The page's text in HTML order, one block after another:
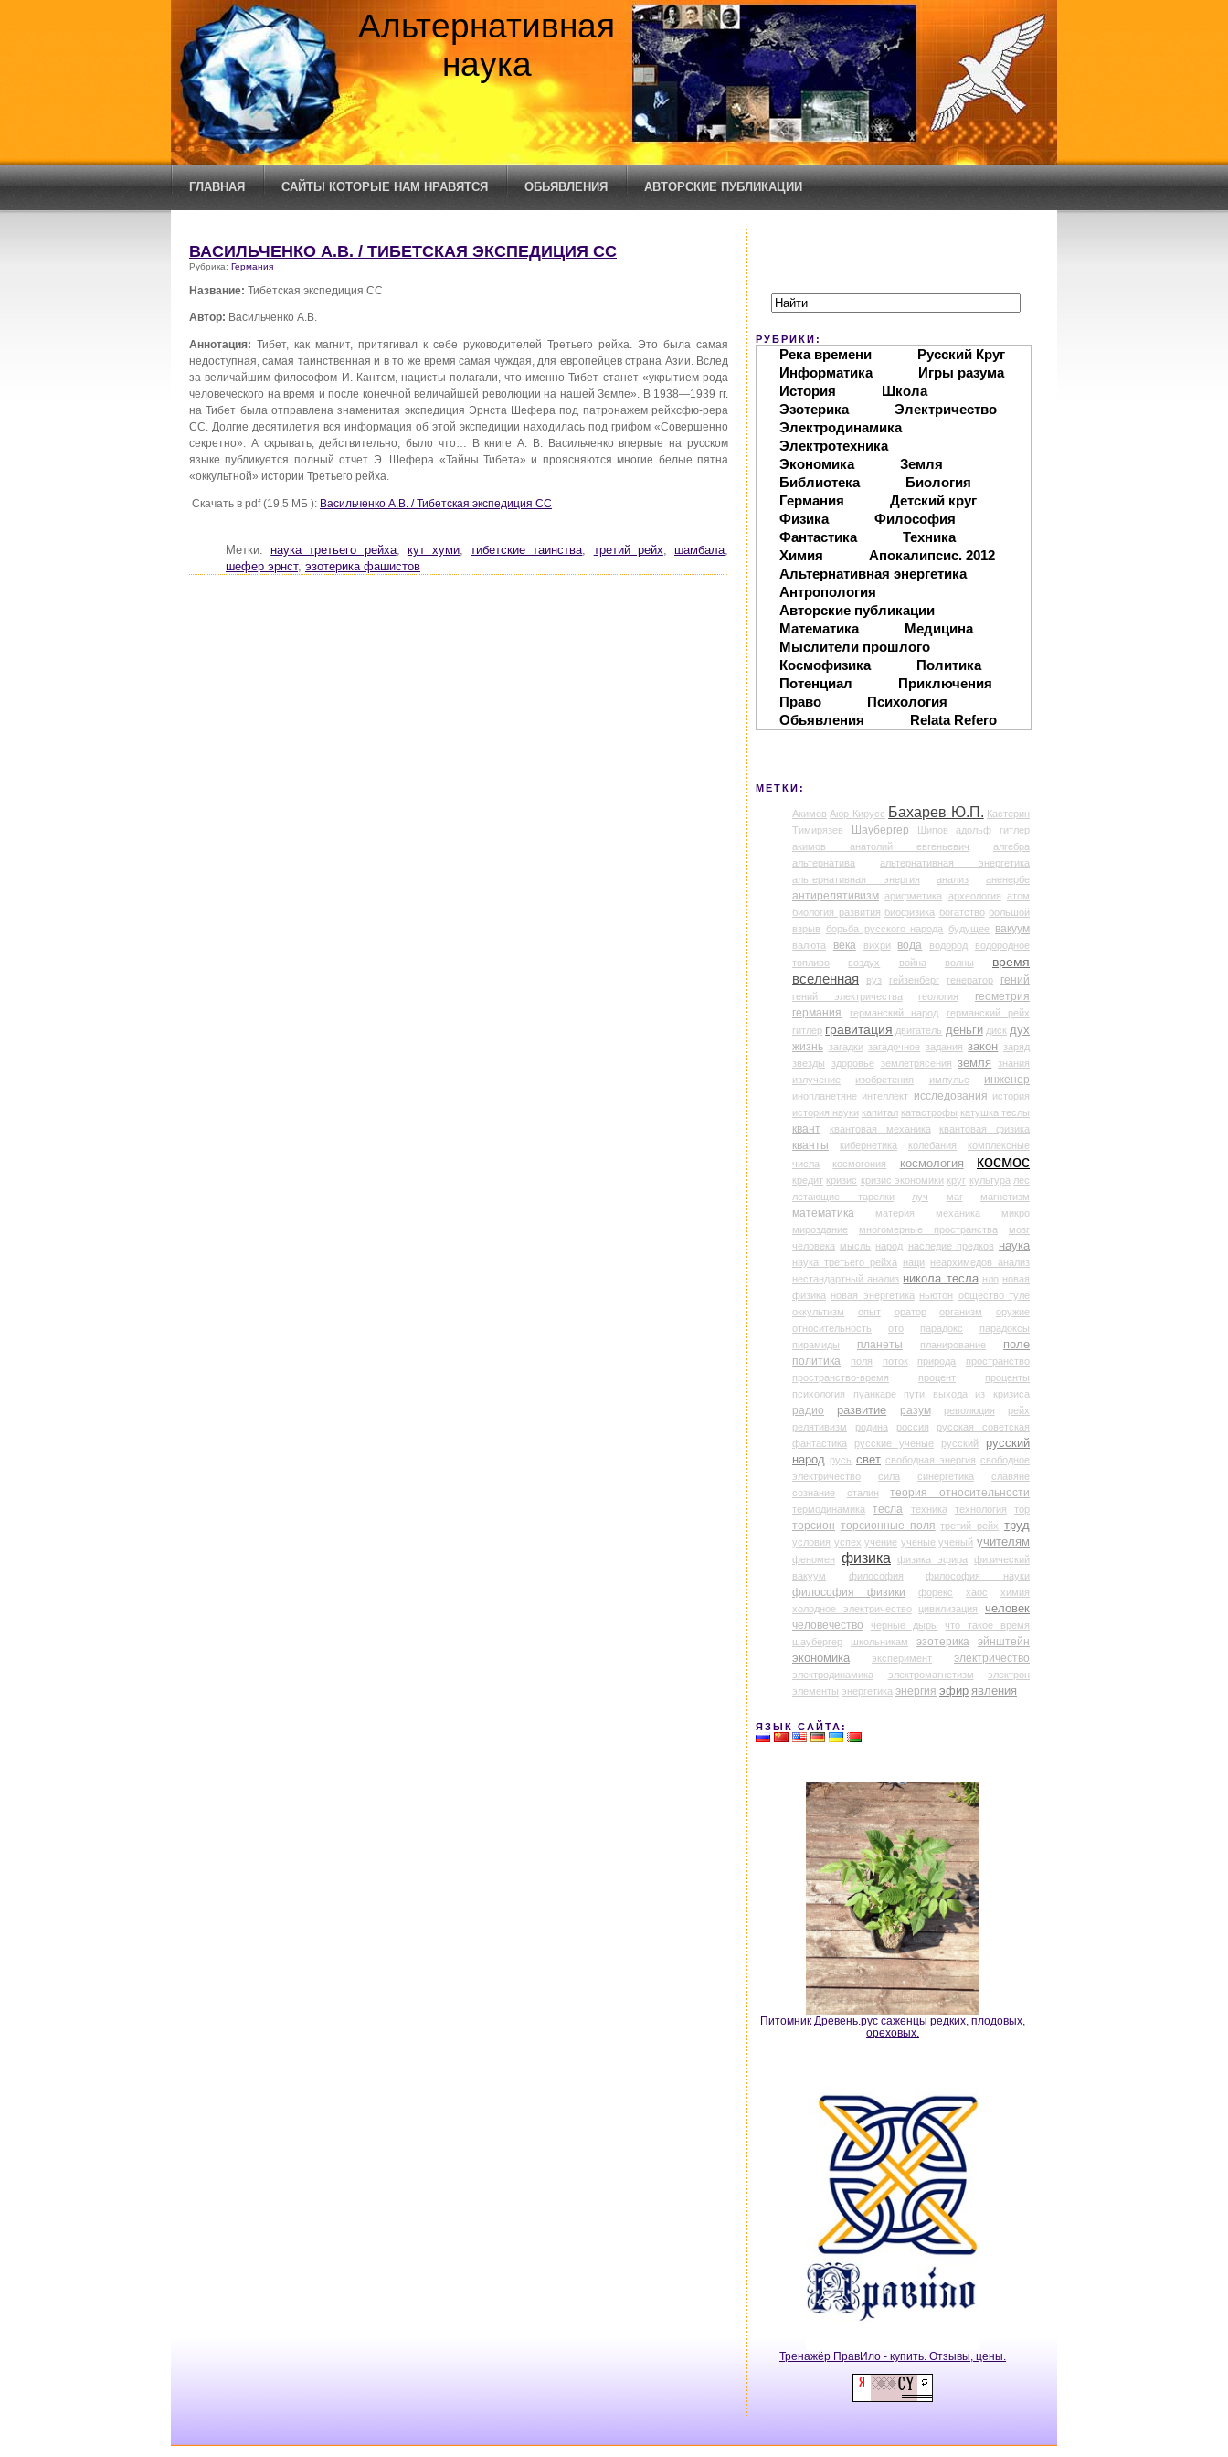
Альтернативная
наука
ГЛАВНАЯ САЙТЫ КОТОРЫЕ НАМ НРАВЯТСЯ ОБЬЯВЛЕНИЯ АВТОРСКИЕ ПУБЛИКАЦИИ
ВАСИЛЬЧЕНКО А.В. / ТИБЕТСКАЯ ЭКСПЕДИЦИЯ СС
Рубрика: Германия
Название: Тибетская экспедиция СС
Автор: Васильченко А.В.
Аннотация: Тибет, как магнит, притягивал к себе руководителей Третьего рейха. Это была самая
недоступная, самая таинственная и в то же время самая чуждая, для европейцев страна Азии. Вслед
за величайшим философом И. Кантом, нацисты полагали, что именно Тибет станет «укрытием рода
человеческого на время и после конечной величайшей революции на нашей Земле». В 1938—1939 гг.
на Тибет была отправлена знаменитая экспедиция Эрнста Шефера под патронажем рейхсфю-рера
СС. Долгие десятилетия вся информация об этой экспедиции находилась под грифом «Совершенно
секретно». А скрывать, действительно, было что… В книге А. В. Васильченко впервые на русском
языке публикуется полный отчет Э. Шефера «Тайны Тибета» и проясняются многие белые пятна
«оккультной» истории Третьего рейха.
Скачать в pdf (19,5 МБ ): Васильченко А.В. / Тибетская экспедиция СС
Метки:наука третьего рейха, кут хуми ,тибетские таинства третий рейх ,шамбала
шефер эрнст, эзотерика фашистов
РУБРИКИ:
Река времени
Русский Круг
Информатика
Игры разума
История
Школа
Эзотерика
Электричество
Электродинамика
Электротехника
Экономика
Земля
Библиотека
Биология
Германия
Детский круг
Физика
Философия
Фантастика
Техника
Химия
Апокалипсис. 2012
Альтернативная энергетика
Антропология
Авторские публикации
Математика
Медицина
Мыслители прошлого
Космофизика
Политика
Потенциал
Приключения
Право
Психология
Обьявления
Relata Refero
МЕТКИ:
Акимов Аюр Кирусс Бахарев Ю.П. Кастерин
Тимирязев
Шаубергер Шипов
адольф гитлер
акимов анатолий евгеньевич
алгебра
альтернатива
альтернативная энергетика
альтернативная энергия
анализ аненербе
антирелятивизм арифметика археология атом
биология развития биофизика богатство большой
взрыв
борьба русского народа будущее вакуум
валюта века вихри вода водород
водородное
топливо
воздух война волны
время
вселенная
вуз гейзенберг генератор гений
гений электричества геология
геометрия
германия
германский народ
германский рейх
гитлер гравитация двигатель деньги диск дух
жизнь загадки загадочное задания закон заряд
звезды
здоровье землетрясения земля
знания
излучение
изобретения импульс инженер
инопланетяне интеллект исследования история
история науки капитал катастрофы катушка теслы
квант квантовая механика квантовая физика
кванты кибернетика колебания
комплексные
числа
космогония космология космос
кредит кризис кризис экономики круг культура лес
летающие тарелки
луч маг магнетизм
математика материя механика
микро
мироздание
многомерные пространства
мозг
человека мысль народ наследие предков наука
наука третьего рейха наци
неархимедов анализ
нестандартный анализ никола тесла нло новая
физика новая энергетика ньютон общество туле
оккультизм
опыт оратор организм
оружие
относительность
ото парадокс
парадоксы
пирамиды
планеты планирование
поле
политика
поля поток природа
пространство
пространство-время
процент
проценты
психология
пуанкаре пути выхода из кризиса
радио развитие разум революция
рейх
релятивизм
родина россия
русская советская
фантастика
русские ученые русский
русский
народ русь свет свободная энергия свободное
электричество
сила синергетика
славяне
сознание
сталин теория относительности
термодинамика тесла техника технология тор
торсион торсионные поля третий рейх труд
условия успех учение ученые ученый учителям
феномен физика физика эфира
физический
вакуум
философия философия науки
философия физики форекс хаос
химия
холодное электричество
цивилизация человек
человечество черные дыры
что такое время
шаубергер
школьникам эзотерика
эйнштейн
экономика
эксперимент электричество
электродинамика электромагнетизм
электрон
элементы энергетика энергия эфир явления
ЯЗЫК САЙТА:
Питомник Древень.рус саженцы редких, плодовых,
ореховых.
Тренажёр ПравИло - купить. Отзывы, цены.